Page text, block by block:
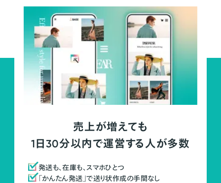
売上が増えても
1日30分以内で運営する人が多数
発送も、在庫も、スマホひとつ
「かんたん発送」で送り状作成の手間なし